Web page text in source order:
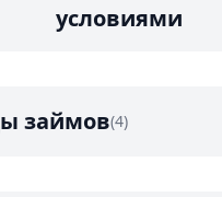
условиями
займов(4)